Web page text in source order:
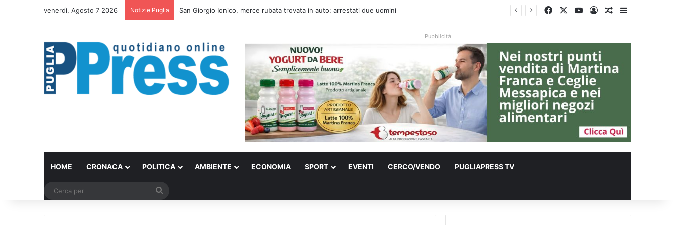
venerdì, Agosto 7 2026 Notizie Puglia Bari trasforma una villa confiscata alla mafia in un micro nido: nasce anche il cimitero per animali FacebookYou TubeAccediUn articolo a
Pubblicità
HOME CRONACA POLITICA AMBIENTE ECONOMIA SPORT EVENTI CERCO/VENDO PUGLIAPRESS TV